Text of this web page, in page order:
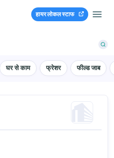
हायर लोकल स्टाफ
घर से काम फ्रेशर फील्ड जाब